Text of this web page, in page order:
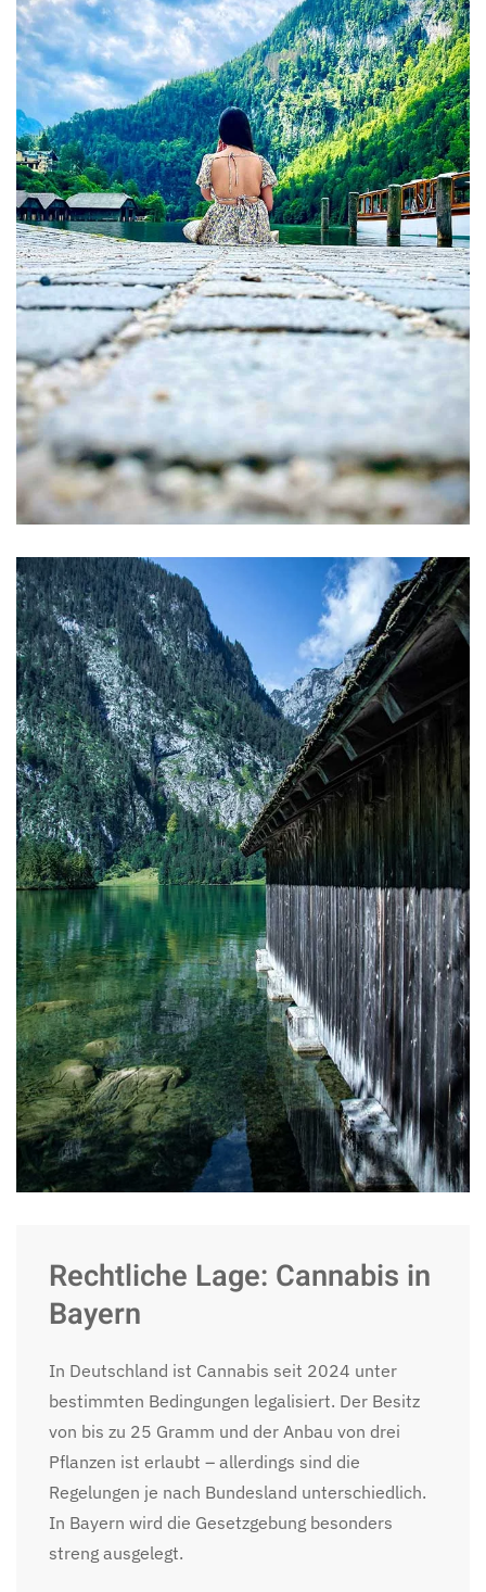
Rechtliche Lage: Cannabis in
Bayern
In Deutschland ist Cannabis seit 2024 unter
bestimmten Bedingungen legalisiert. Der Besitz
von bis zu 25 Gramm und der Anbau von drei
Pflanzen ist erlaubt – allerdings sind die
Regelungen je nach Bundesland unterschiedlich.
In Bayern wird die Gesetzgebung besonders
streng ausgelegt.